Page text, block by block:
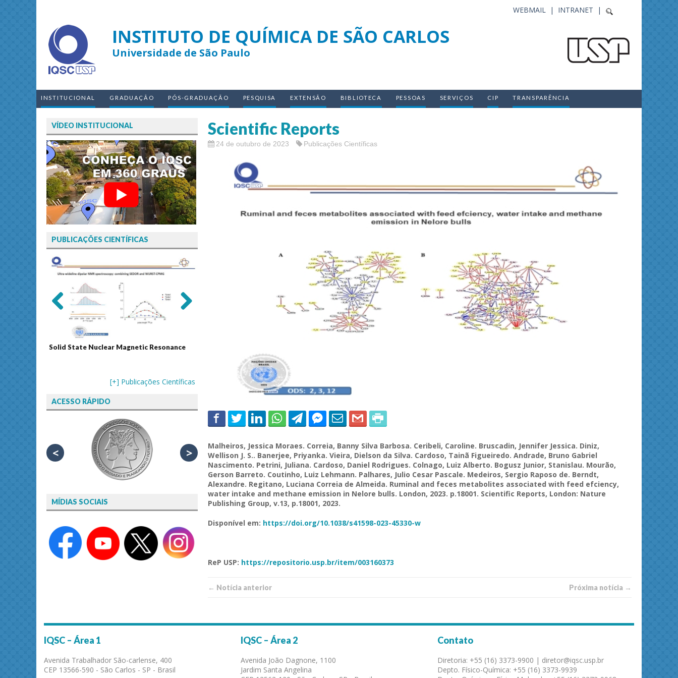
INTRANET |
WEBMAIL |
INSTITUTO DE QUÍMICA DE SÃO CARLOS
Universidade de São Paulo
INSTITUCIONAL GRADUAÇÃO PÓS-GRADUAÇÃO PESQUISA EXTENSÃO BIBLIOTECA PESSOAS SERVIÇOS CIP TRANSPARÊNCIA
Scientific Reports
24 de outubro de 2023 Publicações Científicas
Malheiros, Jessica Moraes. Correia, Banny Silva Barbosa. Ceribeli, Caroline. Bruscadin, Jennifer Jessica. Diniz,
Wellison J. S.. Banerjee, Priyanka. Vieira, Dielson da Silva. Cardoso, Tainã Figueiredo. Andrade, Bruno Gabriel
Nascimento. Petrini, Juliana. Cardoso, Daniel Rodrigues. Colnago, Luiz Alberto. Bogusz Junior, Stanislau. Mourão,
Gerson Barreto. Coutinho, Luiz Lehmann. Palhares, Julio Cesar Pascale. Medeiros, Sergio Raposo de. Berndt,
Alexandre. Regitano, Luciana Correia de Almeida. Ruminal and feces metabolites associated with feed efciency,
water intake and methane emission in Nelore bulls. London, 2023. p.18001. Scientific Reports, London: Nature
Publishing Group, v.13, p.18001, 2023.
Disponível em: https://doi.org/10.1038/s41598-023-45330-w
ReP USP: https://repositorio.usp.br/item/003160373
← Notí­cia anterior Próxima notí­­cia →
VÍDEO INSTITUCIONAL
PUBLICAÇÕES CIENTÍFICAS
Solid State Nuclear Magnetic Resonance
[+] Publicações Científicas
ACESSO RÁPIDO
< >
MÍDIAS SOCIAIS
IQSC – Área 1
Avenida Trabalhador São-carlense, 400
CEP 13566-590 - São Carlos - SP - Brasil
IQSC – Área 2
Avenida João Dagnone, 1100
Jardim Santa Angelina
Contato
Diretoria: +55 (16) 3373-9900 | diretor@iqsc.usp.br
Depto. Físico-Química: +55 (16) 3373-9939